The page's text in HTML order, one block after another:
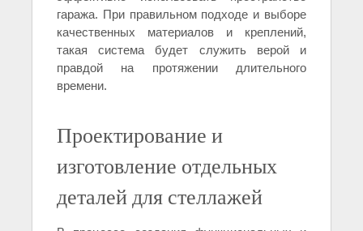
гаража. При правильном подходе и выборе
качественных материалов и креплений,
такая система будет служить верой и
правдой на протяжении длительного
времени.
Проектирование и
изготовление отдельных
деталей для стеллажей